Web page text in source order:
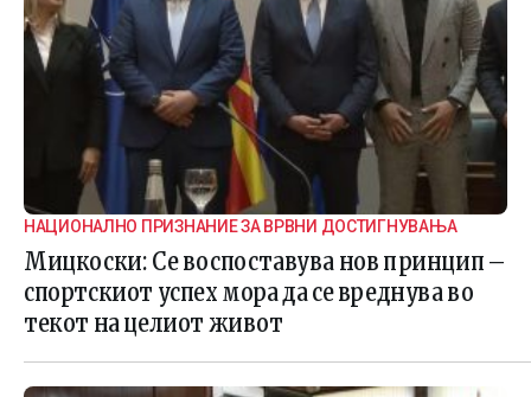
НАЦИОНАЛНО ПРИЗНАНИЕ ЗА ВРВНИ ДОСТИГНУВАЊА
Мицкоски: Се воспоставува нов принцип –
спортскиот успех мора да се вреднува во
текот на целиот живот